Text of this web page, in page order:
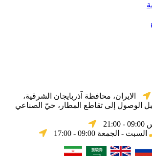
الایران، محافظة آذربایجان الشرقیة،
الوصول إلى تقاطع المطار، حيّ الصناعي
السبت - الجمعة 09:00 - 17:00